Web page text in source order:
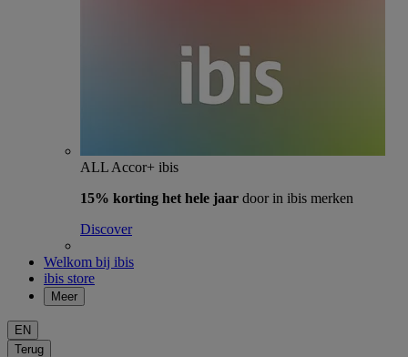
ALL Accor+ ibis
15% korting het hele jaar door in ibis merken
Discover
Welkom bij ibis
ibis store
Meer
EN
Terug